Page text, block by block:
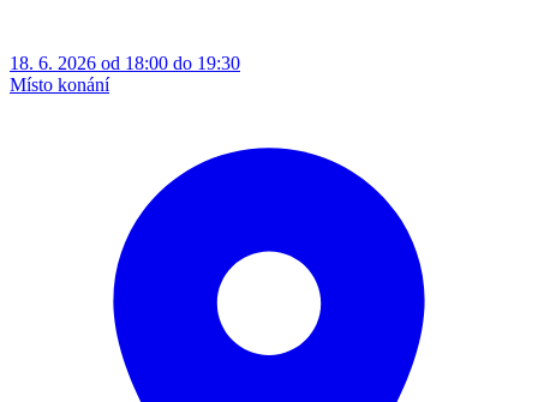
18. 6. 2026 od 18:00 do 19:30
Místo konání